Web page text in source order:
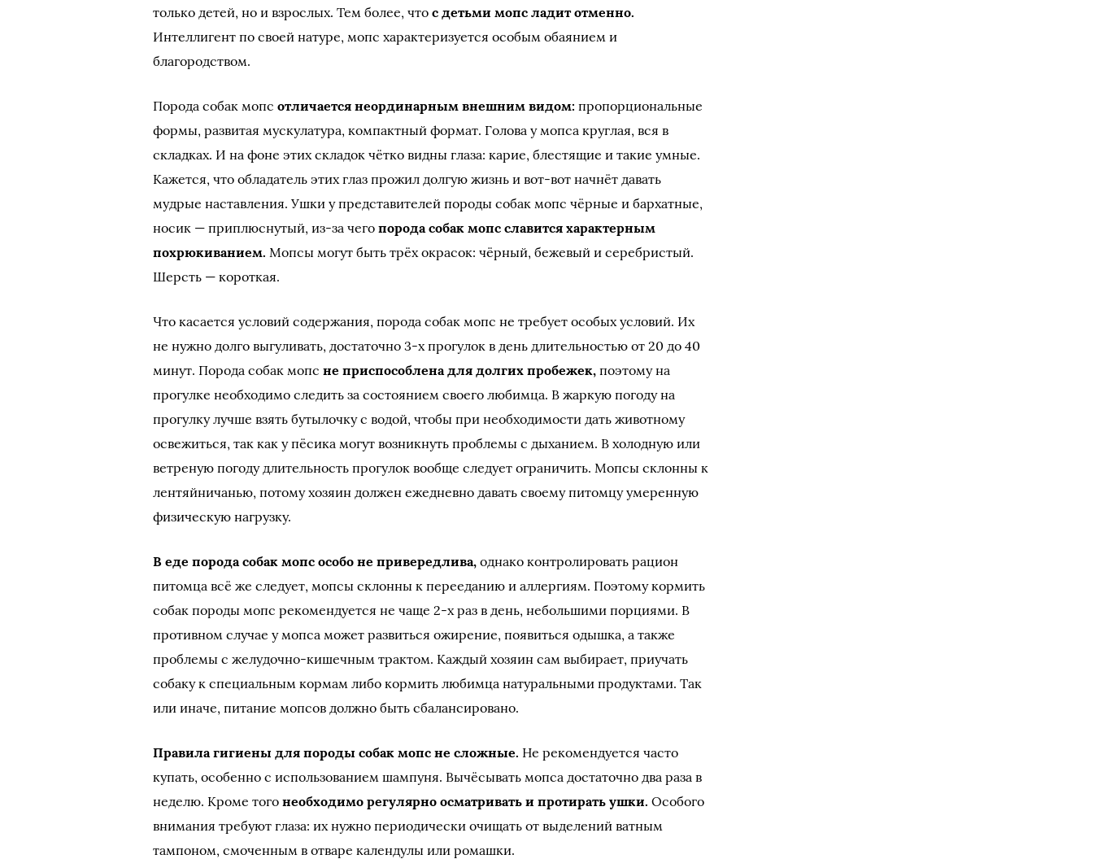
только детей, но и взрослых. Тем более, чтос детьми мопс ладит отменно.
Интеллигент по своей натуре, мопс характеризуется особым обаянием и
благородством.
Порода собак мопсотличается неординарным внешним видом: пропорциональные
формы, развитая мускулатура, компактный формат. Голова у мопса круглая, вся в
складках. И на фоне этих складок чётко видны глаза: карие, блестящие и такие умные.
Кажется, что обладатель этих глаз прожил долгую жизнь и вот-вот начнёт давать
мудрые наставления. Ушки у представителей породы собак мопс чёрные и бархатные,
носик — приплюснутый, из-за чегопорода собак мопс славится характерным
похрюкиванием. Мопсы могут быть трёх окрасок: чёрный, бежевый и серебристый.
Шерсть — короткая.
Что касается условий содержания, порода собак мопс не требует особых условий. Их
не нужно долго выгуливать, достаточно 3-х прогулок в день длительностью от 20 до 40
минут. Порода собак мопсне приспособлена для долгих пробежек, поэтому на
прогулке необходимо следить за состоянием своего любимца. В жаркую погоду на
прогулку лучше взять бутылочку с водой, чтобы при необходимости дать животному
освежиться, так как у пёсика могут возникнуть проблемы с дыханием. В холодную или
ветреную погоду длительность прогулок вообще следует ограничить. Мопсы склонны к
лентяйничанью, потому хозяин должен ежедневно давать своему питомцу умеренную
физическую нагрузку.
В еде порода собак мопс особо не привередлива, однако контролировать рацион
питомца всё же следует, мопсы склонны к перееданию и аллергиям. Поэтому кормить
собак породы мопс рекомендуется не чаще 2-х раз в день, небольшими порциями. В
противном случае у мопса может развиться ожирение, появиться одышка, а также
проблемы с желудочно-кишечным трактом. Каждый хозяин сам выбирает, приучать
собаку к специальным кормам либо кормить любимца натуральными продуктами. Так
или иначе, питание мопсов должно быть сбалансировано.
Правила гигиены для породы собак мопс не сложные. Не рекомендуется часто
купать, особенно с использованием шампуня. Вычёсывать мопса достаточно два раза в
неделю. Кроме тогонеобходимо регулярно осматривать и протирать ушки. Особого
внимания требуют глаза: их нужно периодически очищать от выделений ватным
тампоном, смоченным в отваре календулы или ромашки.